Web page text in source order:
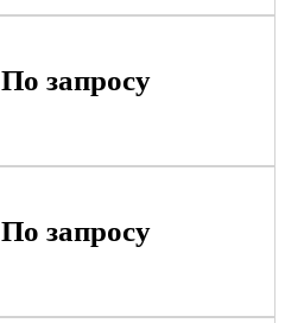
По запросу
По запросу